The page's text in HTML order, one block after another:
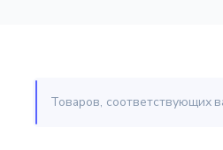
Товаров, соответствующих